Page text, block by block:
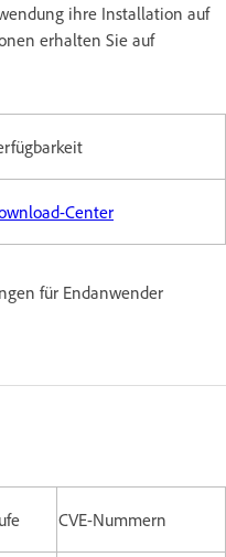
ihre Installation auf
erhalten Sie auf
Center
für Endanwender
CVE-Nummern